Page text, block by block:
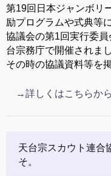
第19回日本ジャンボリ
励プログラムや式典等
協議会の第1回実行委
台宗務庁で開催されまし
その時の協議資料等を
→詳しくはこちらから
天台宗スカウト連合
そ。